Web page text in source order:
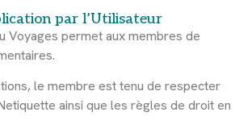
par l’Utilisateur
Voyages permet aux membres de
le membre est tenu de respecter
ainsi que les règles de droit en